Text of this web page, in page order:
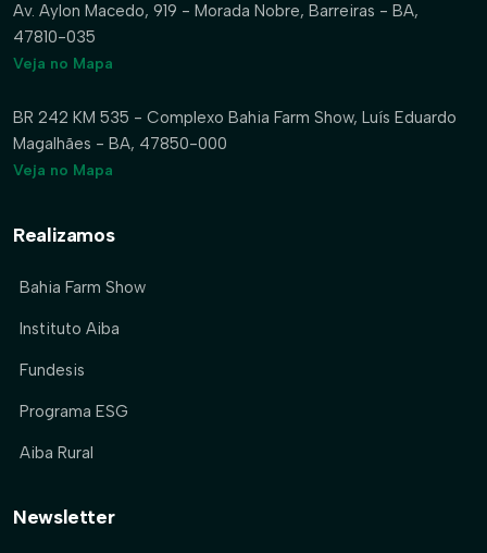
Av. Aylon Macedo, 919 - Morada Nobre, Barreiras - BA,
47810-035
Veja no Mapa
BR 242 KM 535 - Complexo Bahia Farm Show, Luís Eduardo
Magalhães - BA, 47850-000
Veja no Mapa
Realizamos
Bahia Farm Show
Instituto Aiba
Fundesis
Programa ESG
Aiba Rural
Newsletter